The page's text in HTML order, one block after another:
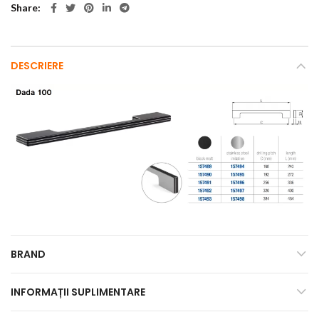
Share
DESCRIERE
BRAND
INFORMAȚII SUPLIMENTARE